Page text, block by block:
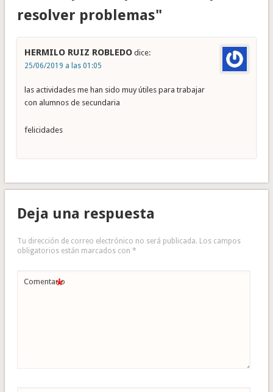
resolver problemas"
HERMILO RUIZ ROBLEDO dice:
25/06/2019 a las 01:05
las actividades me han sido muy útiles para trabajar
con alumnos de secundaria
felicidades
Deja una respuesta
Tu dirección de correo electrónico no será publicada. Los campos
obligatorios están marcados con *
Comentario
*